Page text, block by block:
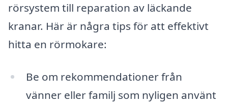
rörsystem till reparation av läckande
kranar. Här är några tips för att effektivt
hitta en rörmokare:
Be om rekommendationer från
vänner eller familj som nyligen använt